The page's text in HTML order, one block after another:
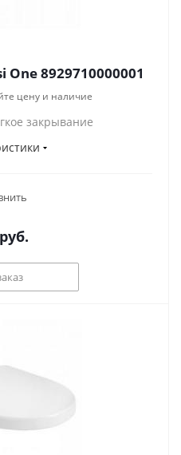
One 8929710000001
цену и наличие
закрывание